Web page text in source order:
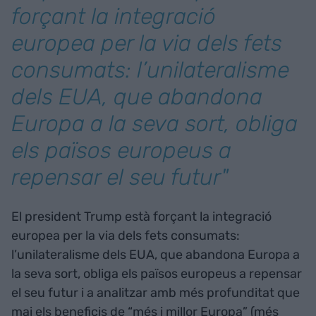
forçant la integració
europea per la via dels fets
consumats: l’unilateralisme
dels EUA, que abandona
Europa a la seva sort, obliga
els països europeus a
repensar el seu futur"
El president Trump està forçant la integració
europea per la via dels fets consumats:
l’unilateralisme dels EUA, que abandona Europa a
la seva sort, obliga els països europeus a repensar
el seu futur i a analitzar amb més profunditat que
mai els beneficis de “més i millor Europa” (més